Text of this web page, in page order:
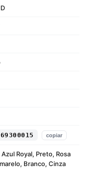
conforto
copiar
Royal, Preto, Rosa
Branco, Cinza